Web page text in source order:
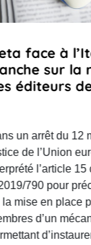
à l’Italie :
sur la
de
du 12 mai
l’article 15 de la
pour préciser
en place par les
mécanisme
d’instaurer une